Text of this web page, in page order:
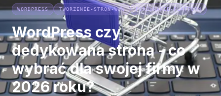
WORDPRESS TWORZENIE-STRON-WWW PORÓWNANIE-PLATFORM
WordPress czy
dedykowana strona - co
wybrać dla swojej firmy w
2026 roku?